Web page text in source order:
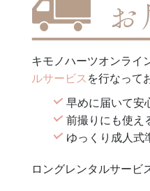
キモノハーツオンライ
ルサービス を行なって
早めに届いて安
前撮りにも使え
ゆっくり成人式
ロングレンタルサービ